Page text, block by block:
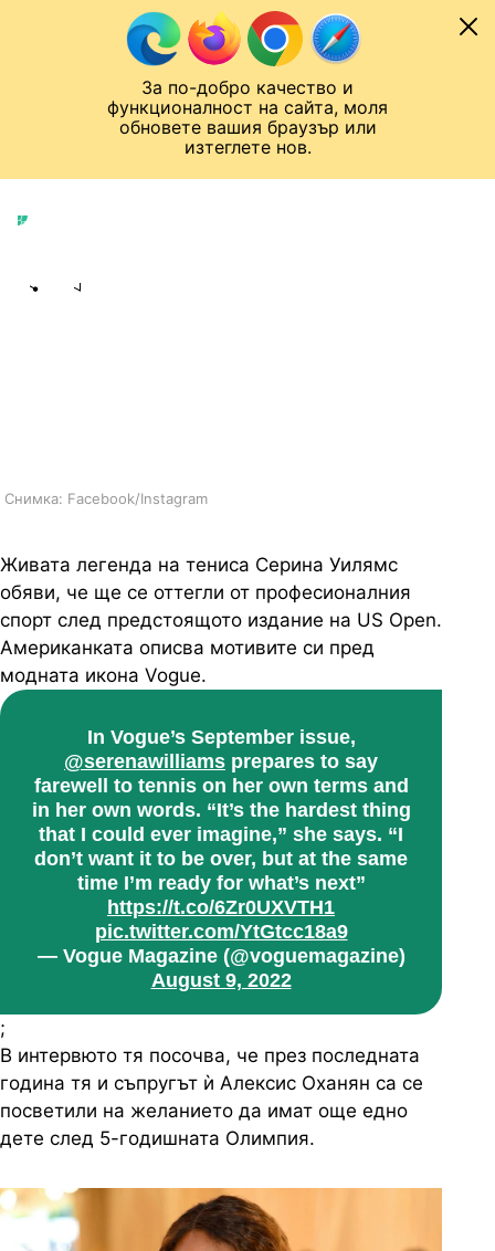
За по-добро качество и
функционалност на сайта, моля
обновете вашия браузър или
изтеглете нов.
Към съдържанието
Лига на Конференциите
Снимка: Facebook/Instagram
Живата легенда на тениса Серина Уилямс
обяви, че ще се оттегли от професионалния
спорт след предстоящото издание на US Open.
Американката описва мотивите си пред
модната икона Vogue.
In Vogue’s September issue,
@serenawilliams prepares to say
farewell to tennis on her own terms and
in her own words. “It’s the hardest thing
that I could ever imagine,” she says. “I
don’t want it to be over, but at the same
time I’m ready for what’s next”
https://t.co/6Zr0UXVTH1
pic.twitter.com/YtGtcc18a9
— Vogue Magazine (@voguemagazine)
August 9, 2022
;
В интервюто тя посочва, че през последната
година тя и съпругът ѝ Алексис Оханян са се
посветили на желанието да имат още едно
дете след 5-годишната Олимпия.